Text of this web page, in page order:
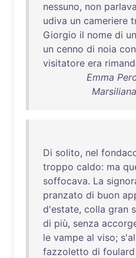
nessuno, non parlava
udiva un cameriere
Giorgio il nome di un
un cenno di noia con
visitatore era
Emma
Di solito, nel
troppo caldo: ma
soffocava. La
pranzato di buon
d'estate, colla gran
di più, senza
le vampe al viso;
fazzoletto di foulard